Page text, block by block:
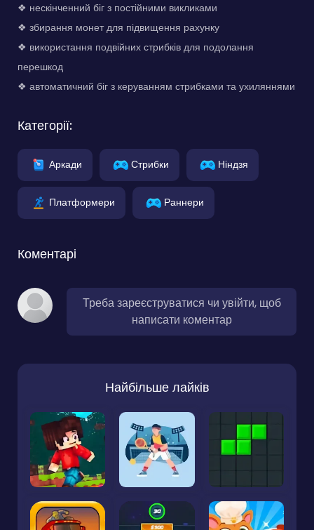
❖ нескінченний біг з постійними викликами
❖ збирання монет для підвищення рахунку
❖ використання подвійних стрибків для подолання
перешкод
❖ автоматичний біг з керуванням стрибками та ухиляннями
Категорії:
Аркади Стрибки Ніндзя
Платформери Раннери
Коментарі
Треба зареєструватися чи увійти, щоб
написати коментар
Найбільше лайків